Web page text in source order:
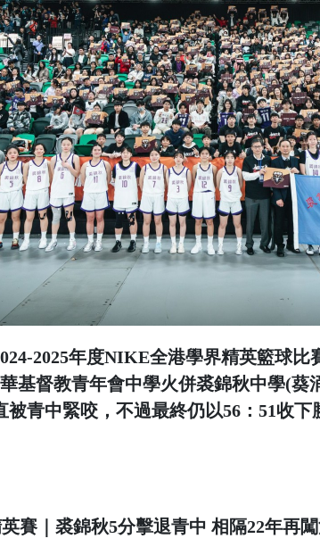
2025年度NIKE全港學界精英籃球
基督教青年會中學火併裘錦秋中學(
被青中緊咬，不過最終仍以56：51收
賽｜裘錦秋5分擊退青中 相隔22年再